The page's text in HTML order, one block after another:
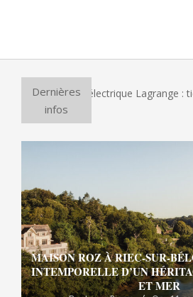
Dernières
infos
à pizza électrique Lagrange : tient-il
MAISON ROZ À RIEC-SUR-
INTEMPORELLE D’UN
ET MER